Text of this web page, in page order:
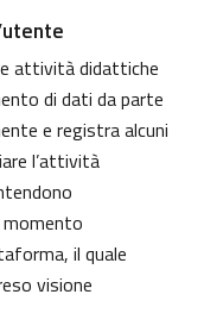
attività didattiche
di dati da parte
e registra alcuni
l’attività
il quale
visione